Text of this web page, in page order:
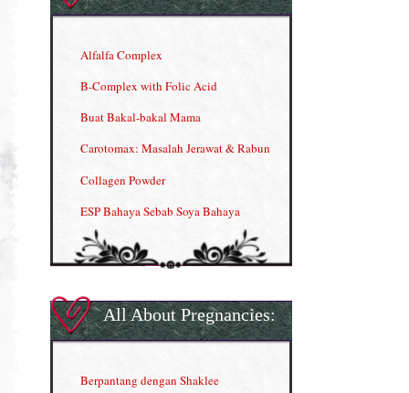
Alfalfa Complex
B-Complex with Folic Acid
Buat Bakal-bakal Mama
Carotomax: Masalah Jerawat & Rabun
Collagen Powder
ESP Bahaya Sebab Soya Bahaya
ESP Produk Shaklee Paling HOT
Gla Complex (II)
Herbal Blend the Magic Cream
All About Pregnancies:
Berpantang dengan Shaklee